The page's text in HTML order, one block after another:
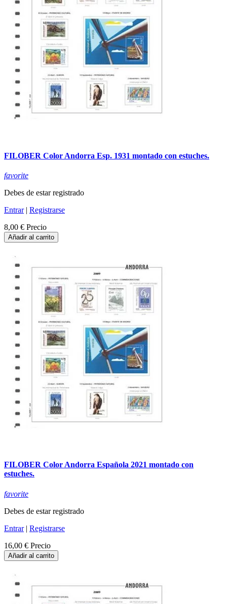
FILOBER Color Andorra Esp. 1931 montado con estuches.
favorite
Debes de estar registrado
Entrar| Registrarse
8,00 € Precio
Añadir al carrito
FILOBER Color Andorra Española 2021 montado con
estuches.
favorite
Debes de estar registrado
Entrar| Registrarse
16,00 € Precio
Añadir al carrito